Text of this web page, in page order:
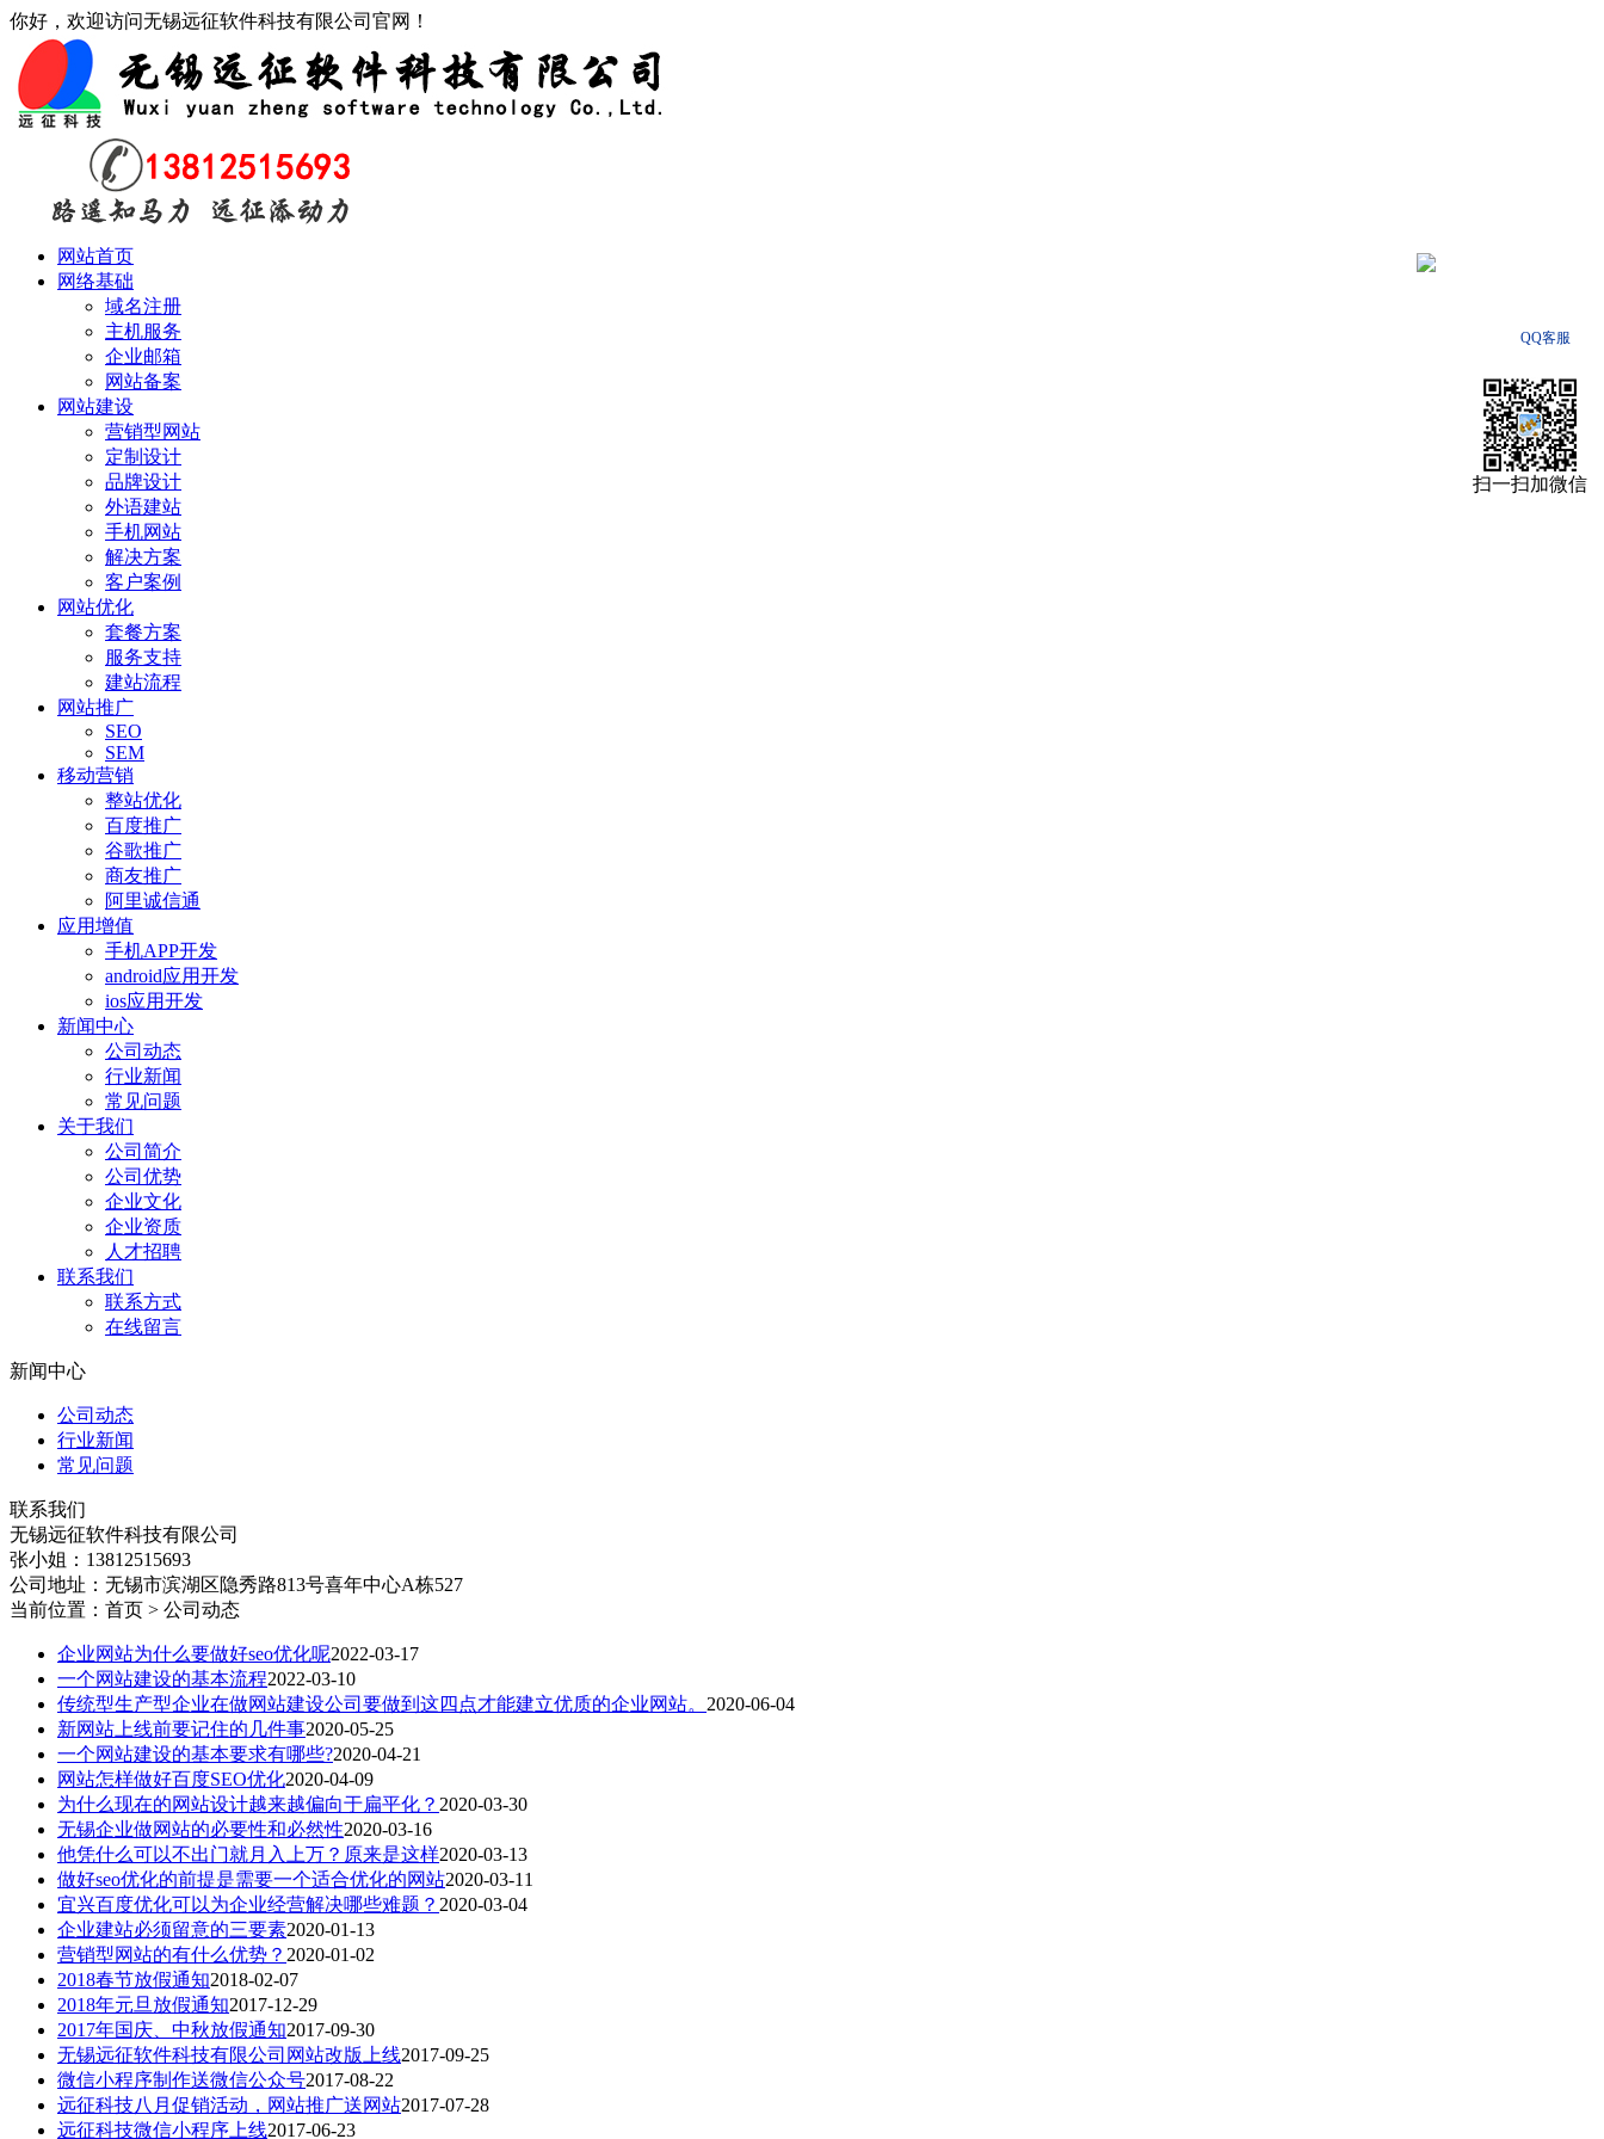
你好，欢迎访问无锡远征软件科技有限公司官网！
网站首页
网络基础
域名注册
主机服务
企业邮箱
网站备案
网站建设
营销型网站
定制设计
品牌设计
外语建站
手机网站
解决方案
客户案例
网站优化
套餐方案
服务支持
建站流程
网站推广
SEO
SEM
移动营销
整站优化
百度推广
谷歌推广
商友推广
阿里诚信通
应用增值
手机APP开发
android应用开发
ios应用开发
新闻中心
公司动态
行业新闻
常见问题
关于我们
公司简介
公司优势
企业文化
企业资质
人才招聘
联系我们
联系方式
在线留言
新闻中心
公司动态
行业新闻
常见问题
联系我们
无锡远征软件科技有限公司
张小姐：13812515693
公司地址：无锡市滨湖区隐秀路813号喜年中心A栋527
当前位置：首页 > 公司动态
企业网站为什么要做好seo优化呢2022-03-17
一个网站建设的基本流程2022-03-10
传统型生产型企业在做网站建设公司要做到这四点才能建立优质的企业网站。 2020-06-04
新网站上线前要记住的几件事2020-05-25
一个网站建设的基本要求有哪些?2020-04-21
网站怎样做好百度SEO优化2020-04-09
为什么现在的网站设计越来越偏向于扁平化？ 2020-03-30
无锡企业做网站的必要性和必然性2020-03-16
他凭什么可以不出门就月入上万？原来是这样2020-03-13
做好seo优化的前提是需要一个适合优化的网站2020-03-11
宜兴百度优化可以为企业经营解决哪些难题？ 2020-03-04
企业建站必须留意的三要素2020-01-13
营销型网站的有什么优势？ 2020-01-02
2018春节放假通知2018-02-07
2018年元旦放假通知2017-12-29
2017年国庆、中秋放假通知2017-09-30
无锡远征软件科技有限公司网站改版上线2017-09-25
微信小程序制作送微信公众号2017-08-22
远征科技八月促销活动，网站推广送网站2017-07-28
远征科技微信小程序上线2017-06-23
QQ客服
扫一扫加微信